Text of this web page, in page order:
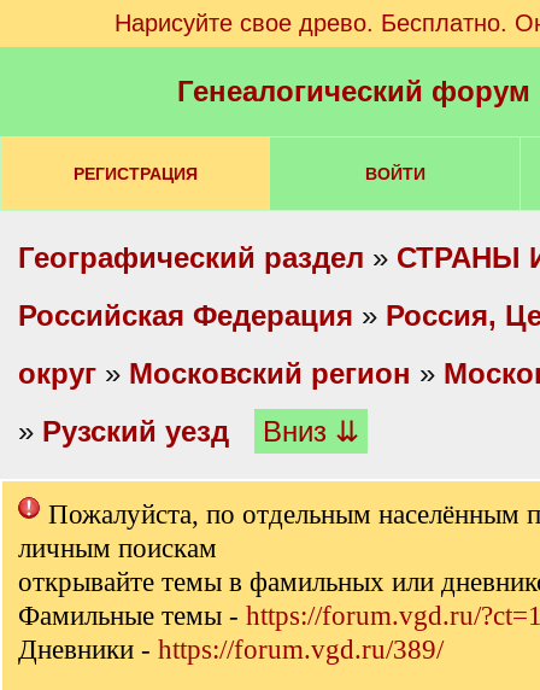
Нарисуйте свое древо. Бесплатно.
Генеалогический
РЕГИСТРАЦИЯ ВОЙТИ
Географический раздел » СТРАНЫ
Российская Федерация » Россия,
округ » Московский регион »
» Рузский уезд Вниз ⇊
Пожалуйста, по отдельным населённым
личным поискам
открывайте темы в фамильных или
Фамильные темы - https://forum.vgd.ru/
Дневники - https://forum.vgd.ru/389/